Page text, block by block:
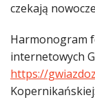
czekają
Harmonogram
internetowych
https://
Kopernikańskiej: